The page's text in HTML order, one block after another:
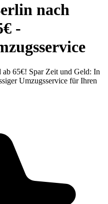
nach
-
65€! Spar Zeit und Geld: In
Umzugsservice für Ihren